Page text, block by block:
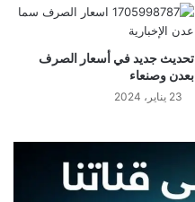
تحديث جديد في أسعار الصرف
بعدن وصنعاء
23 يناير، 2024